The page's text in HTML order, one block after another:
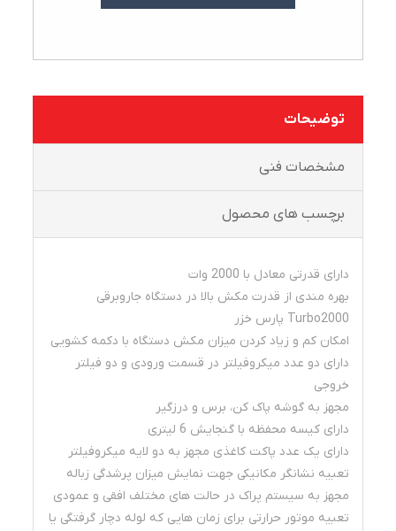
توضیحات
مشخصات فنی
برچسب های محصول
دارای قدرتی معادل با 2000 وات
بهره مندی از قدرت مکش بالا در دستگاه جاروبرقی
Turbo2000 پارس خزر
امکان کم و زیاد کردن میزان مکش دستگاه با دکمه کشویی
دارای دو عدد میکروفیلتر در قسمت ورودی و دو فیلتر
خروجی
مجهز به گوشه پاک کن، برس و درزگیر
دارای کیسه محفظه با گنجایش 6 لیتری
دارای یک عدد پاکت کاغذی مجهز به دو لایه میکروفیلتر
تعبیه نشانگر مکانیکی جهت نمایش میزان پرشدگی زباله
مجهز به سیستم پراک در حالت های مختلف افقی و عمودی
تعبیه موتور حرارتی برای زمان هایی که لوله دچار گرفتگی یا